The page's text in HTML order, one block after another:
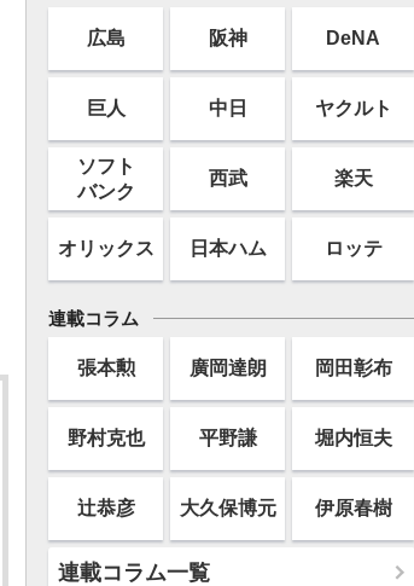
広島 阪神 DeNA
巨人 中日 ヤクルト
ソフト
バンク
西武 楽天
オリックス 日本ハム ロッテ
連載コラム
張本勲 廣岡達朗 岡田彰布
野村克也 平野謙 堀内恒夫
辻恭彦 大久保博元 伊原春樹
連載コラム一覧